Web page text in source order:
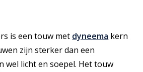
is een touw met dyneema kern
zijn sterker dan een
wel licht en soepel. Het touw